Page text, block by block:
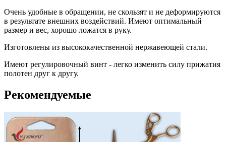
Очень удобные в обращении, не скользят и не деформируются
в результате внешних воздействий. Имеют оптимальный
размер и вес, хорошо ложатся в руку.
Изготовлены из высококачественной нержавеющей стали.
Имеют регулировочный винт - легко изменить силу прижатия
полотен друг к другу.
Рекомендуемые